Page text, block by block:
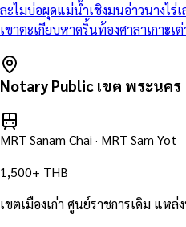
ละไมบ่อผุดแม่น้ำเชิงมนอ่าวนางไร่
เขาตะเกียบหาดริ้นท้องศาลาเกาะเต่
Notary Public เขต พระนคร
MRT Sanam Chai · MRT Sam Yot
1,500+ THB
เขตเมืองเก่า ศูนย์ราชการเดิม แห